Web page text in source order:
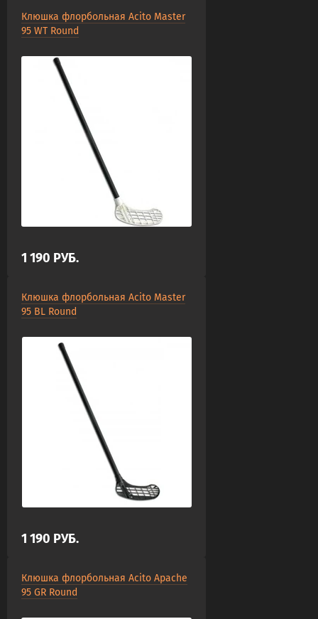
Клюшка флорбольная Acito Master
95 WT Round
1 190 РУБ.
Клюшка флорбольная Acito Master
95 BL Round
1 190 РУБ.
Клюшка флорбольная Acito Apache
95 GR Round